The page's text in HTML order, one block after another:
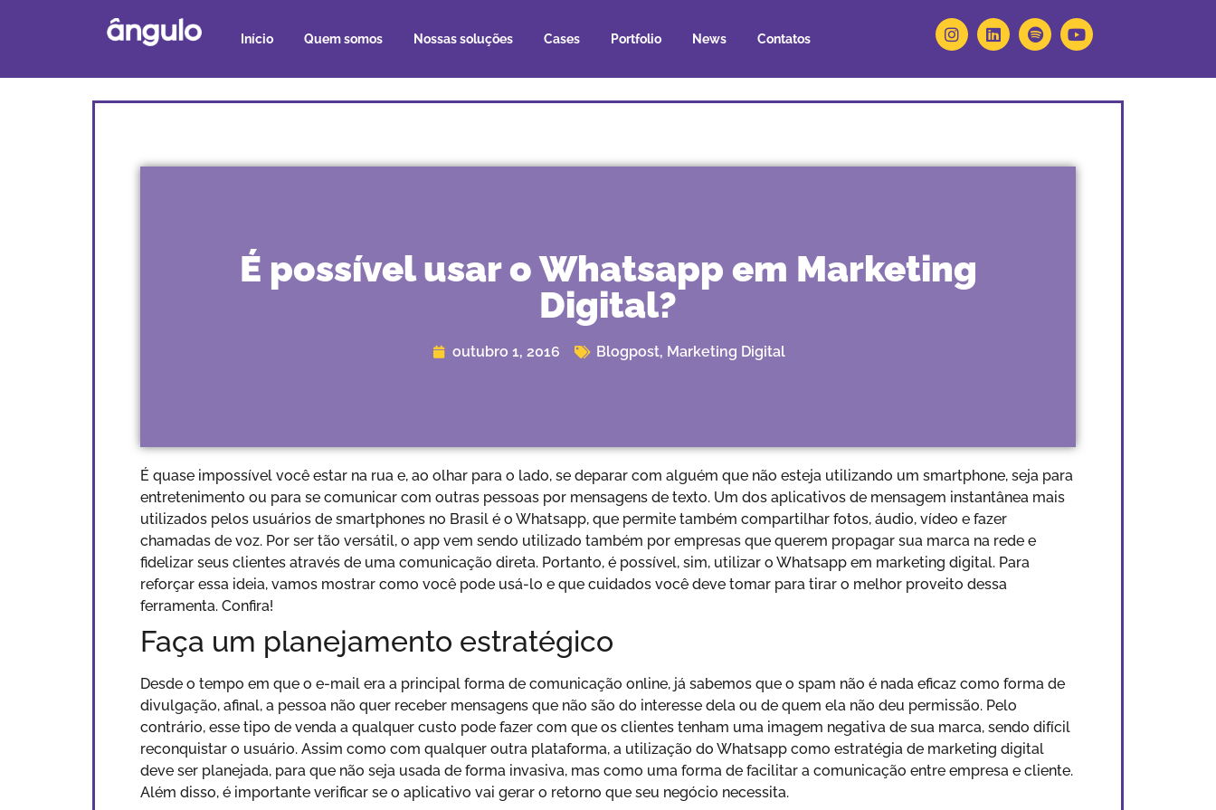
Início Quem somos Nossas soluções Cases Portfolio News Contatos
É possível usar o Whatsapp em Marketing
Digital?
outubro 1, 2016 Blogpost, Marketing Digital
É quase impossível você estar na rua e, ao olhar para o lado, se deparar com alguém que não esteja utilizando um smartphone, seja para
entretenimento ou para se comunicar com outras pessoas por mensagens de texto. Um dos aplicativos de mensagem instantânea mais
utilizados pelos usuários de smartphones no Brasil é o Whatsapp, que permite também compartilhar fotos, áudio, vídeo e fazer
chamadas de voz. Por ser tão versátil, o app vem sendo utilizado também por empresas que querem propagar sua marca na rede e
fidelizar seus clientes através de uma comunicação direta. Portanto, é possível, sim, utilizar o Whatsapp em marketing digital. Para
reforçar essa ideia, vamos mostrar como você pode usá-lo e que cuidados você deve tomar para tirar o melhor proveito dessa
ferramenta. Confira!
Faça um planejamento estratégico
Desde o tempo em que o e-mail era a principal forma de comunicação online, já sabemos que o spam não é nada eficaz como forma de
divulgação, afinal, a pessoa não quer receber mensagens que não são do interesse dela ou de quem ela não deu permissão. Pelo
contrário, esse tipo de venda a qualquer custo pode fazer com que os clientes tenham uma imagem negativa de sua marca, sendo difícil
reconquistar o usuário. Assim como com qualquer outra plataforma, a utilização do Whatsapp como estratégia de marketing digital
deve ser planejada, para que não seja usada de forma invasiva, mas como uma forma de facilitar a comunicação entre empresa e cliente.
Além disso, é importante verificar se o aplicativo vai gerar o retorno que seu negócio necessita.